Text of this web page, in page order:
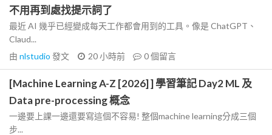
不用再到處找提示詞了
最近 AI 幾乎已經變成每天工作都會用到的工具。像是 ChatGPT、
Claud...
由 nlstudio 發文 20 小時前 0個留言
[Machine Learning A-Z [2026] ] 學習筆記 Day2 ML 及
Data pre-processing 概念
一邊要上課一邊還要寫這個不容易! 整個machine learning分成三個
步...